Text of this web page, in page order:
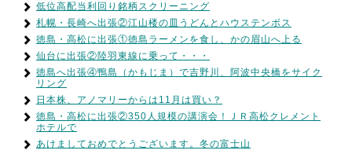
低位高配当利回り銘柄スクリーニング
札幌・長崎へ出張②江山楼の皿うどんとハウステンボス
徳島・高松に出張①徳島ラーメンを食し、かの眉山へ上る
仙台に出張②陸羽東線に乗って・・・
徳島へ出張④鴨島（かもじま）で吉野川、阿波中央橋をサイク
リング
日本株、アノマリーからは11月は買い？
徳島・高松に出張②350人規模の講演会！ＪＲ高松クレメント
ホテルで
あけましておめでとうございます。冬の富士山